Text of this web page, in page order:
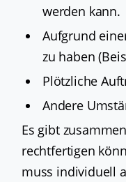
werden kann.
Aufgrund
zu haben
Plötzliche
Andere
Es gibt
rechtfertigen
muss individuell